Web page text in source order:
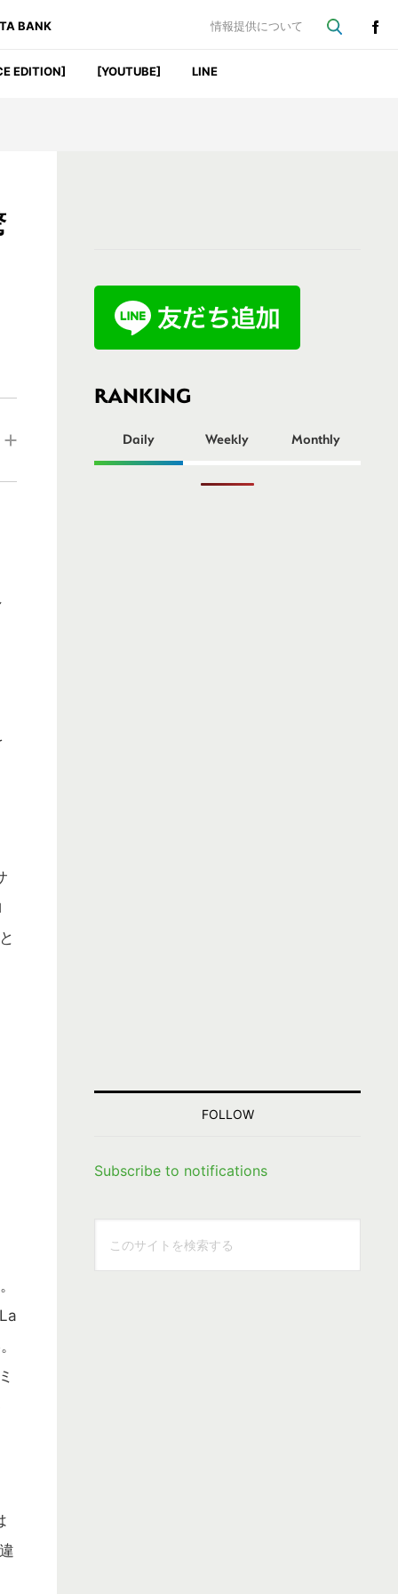
BANK 情報提供について
EDITION] [YOUTUBE] LINE
サ
イ
バ
RANKING
Daily Weekly Monthly
FOLLOW
Subscribe to notifications